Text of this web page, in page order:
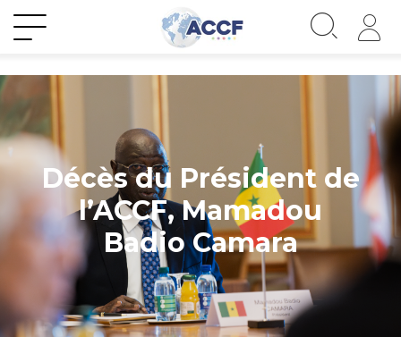
Décès du Président de
l’ACCF, Mamadou
Badio Camara